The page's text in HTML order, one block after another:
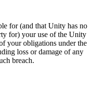
for (and that Unity has no
for) your use of the Unity
your obligations under the
loss or damage of any
breach.